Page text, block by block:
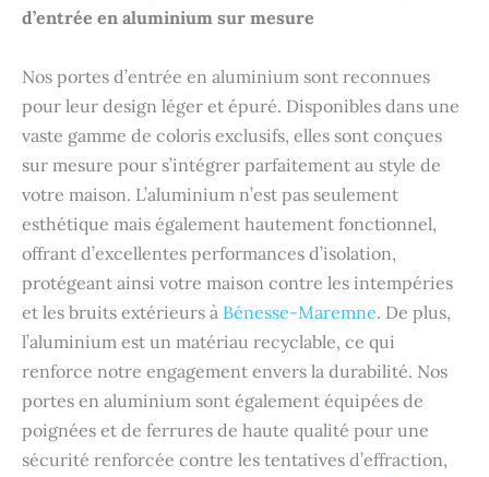
d’entrée en aluminium sur mesure
Nos portes d’entrée en aluminium sont reconnues
pour leur design léger et épuré. Disponibles dans une
vaste gamme de coloris exclusifs, elles sont conçues
sur mesure pour s’intégrer parfaitement au style de
votre maison. L’aluminium n’est pas seulement
esthétique mais également hautement fonctionnel,
offrant d’excellentes performances d’isolation,
protégeant ainsi votre maison contre les intempéries
et les bruits extérieurs à Bénesse-Maremne. De plus,
l’aluminium est un matériau recyclable, ce qui
renforce notre engagement envers la durabilité. Nos
portes en aluminium sont également équipées de
poignées et de ferrures de haute qualité pour une
sécurité renforcée contre les tentatives d’effraction,